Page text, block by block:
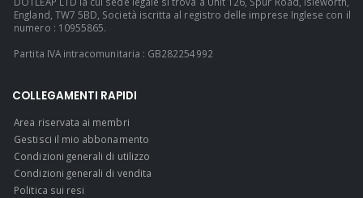
England, TW7 5BD, Società iscritta al registro delle imprese Inglese con il
numero : 10955865.
Partita IVA intracomunitaria : GB282254992
COLLEGAMENTI RAPIDI
Area riservata ai membri
Gestisci il mio abbonamento
Condizioni generali di utilizzo
Condizioni generali di vendita
Politica sui resi